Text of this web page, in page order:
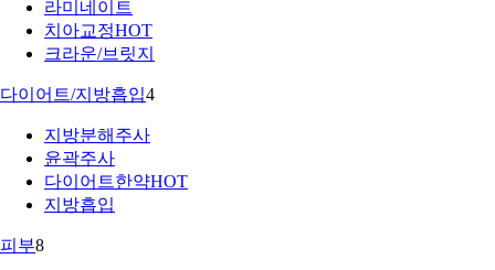
라미네이트
치아교정HOT
크라운/브릿지
다이어트/지방흡입4
지방분해주사
윤곽주사
다이어트한약HOT
지방흡입
피부8